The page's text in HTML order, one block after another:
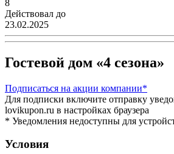
8
Действовал до
23.02.2025
Гостевой дом «4 сезона»
Подписаться на акции компании*
Для подписки включите отправку
lovikupon.ru в настройках браузера
* Уведомления недоступны для
Условия